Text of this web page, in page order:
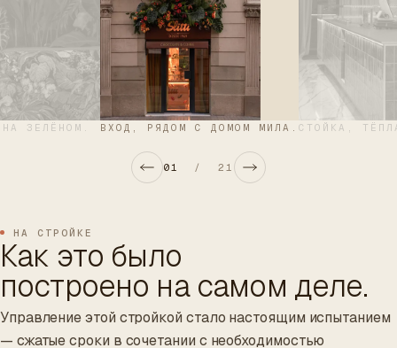
ЗЕЛЁНОМ. ВХОД, РЯДОМ С ДОМОМ МИЛА. СТОЙКА,
01 / 21
НА СТРОЙКЕ
Как это было
построено на самом деле.
Управление этой стройкой стало настоящим испытанием
— сжатые сроки в сочетании с необходимостью